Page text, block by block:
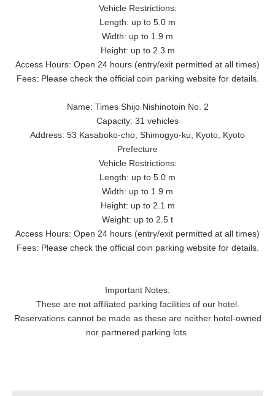
Vehicle Restrictions:
Length: up to 5.0 m
Width: up to 1.9 m
Height: up to 2.3 m
Access Hours: Open 24 hours (entry/exit permitted at all times)
Fees: Please check the official coin parking website for details.
Name: Times Shijo Nishinotoin No. 2
Capacity: 31 vehicles
Address: 53 Kasaboko-cho, Shimogyo-ku, Kyoto, Kyoto
Prefecture
Vehicle Restrictions:
Length: up to 5.0 m
Width: up to 1.9 m
Height: up to 2.1 m
Weight: up to 2.5 t
Access Hours: Open 24 hours (entry/exit permitted at all times)
Fees: Please check the official coin parking website for details.
Important Notes:
These are not affiliated parking facilities of our hotel.
Reservations cannot be made as these are neither hotel-owned
nor partnered parking lots.